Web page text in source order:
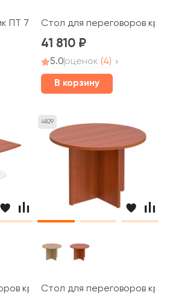
ПТ 785 PatriotСтол для переговоров
41 810
5.0оценок (4)
В корзину
круглый на опорах колоннах
4829
Стол для переговоров